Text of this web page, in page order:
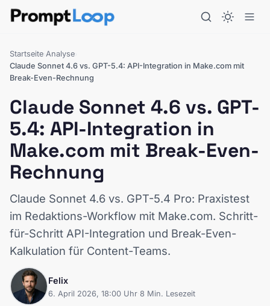
Startseite Analyse
Claude Sonnet 4.6 vs. GPT-5.4: API-Integration in Make.com mit
Break-Even-Rechnung
Claude Sonnet 4.6 vs. GPT-
5.4: API-Integration in
Make.com mit Break-Even-
Rechnung
Claude Sonnet 4.6 vs. GPT-5.4 Pro: Praxistest
im Redaktions-Workflow mit Make.com. Schritt-
für-Schritt API-Integration und Break-Even-
Kalkulation für Content-Teams.
Felix
6. April 2026, 18:00 Uhr 8 Min. Lesezeit